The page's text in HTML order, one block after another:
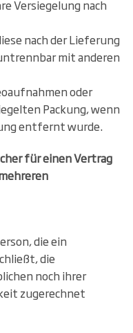
Versiegelung nach
nach der Lieferung
mit anderen
oder
Packung, wenn
entfernt wurde.
für einen Vertrag
die ein
die
noch ihrer
zugerechnet